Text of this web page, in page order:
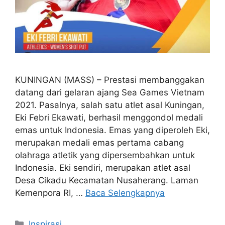
KUNINGAN (MASS) – Prestasi membanggakan
datang dari gelaran ajang Sea Games Vietnam
2021. Pasalnya, salah satu atlet asal Kuningan,
Eki Febri Ekawati, berhasil menggondol medali
emas untuk Indonesia. Emas yang diperoleh Eki,
merupakan medali emas pertama cabang
olahraga atletik yang dipersembahkan untuk
Indonesia. Eki sendiri, merupakan atlet asal
Desa Cikadu Kecamatan Nusaherang. Laman
Kemenpora RI, … Baca Selengkapnya
Kategori